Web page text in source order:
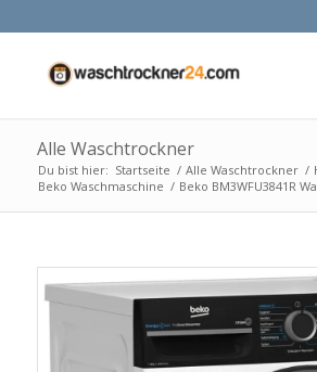
Alle Waschtrockner
Du bist hier: Startseite / Alle Waschtrockner /
Beko Waschmaschine / Beko BM3WFU3841R